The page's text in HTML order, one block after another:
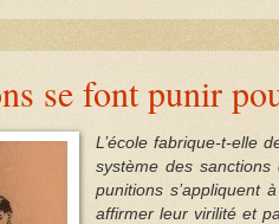
se font punir
L’école fabrique-t-elle
système des
punitions s’appliquent
affirmer leur virilité et